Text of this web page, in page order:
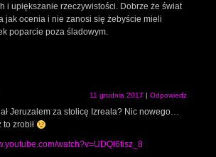
i upiększanie rzeczywistości. Dobrze że świat
jak ocenia i nie zanosi się żebyście mieli
poparcie poza śladowym.
11 grudnia 2017 Odpowiedz
Jeruzalem za stolicę Izreala? Nic nowego…
to zrobił
watch?v=UDQl6tisz_8